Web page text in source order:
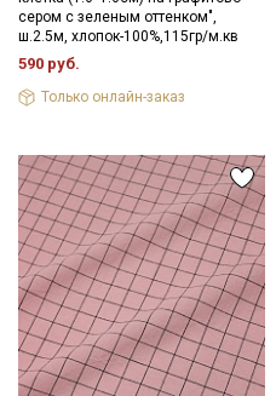
сером с зеленым оттенком",
ш.2.5м, хлопок-100%,115гр/м.кв
590 руб.
Только онлайн-заказ